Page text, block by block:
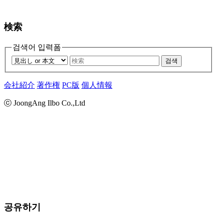
検索
검색어 입력폼
검색
会社紹介 著作権 PC版 個人情報
ⓒ JoongAng Ilbo Co.,Ltd
공유하기